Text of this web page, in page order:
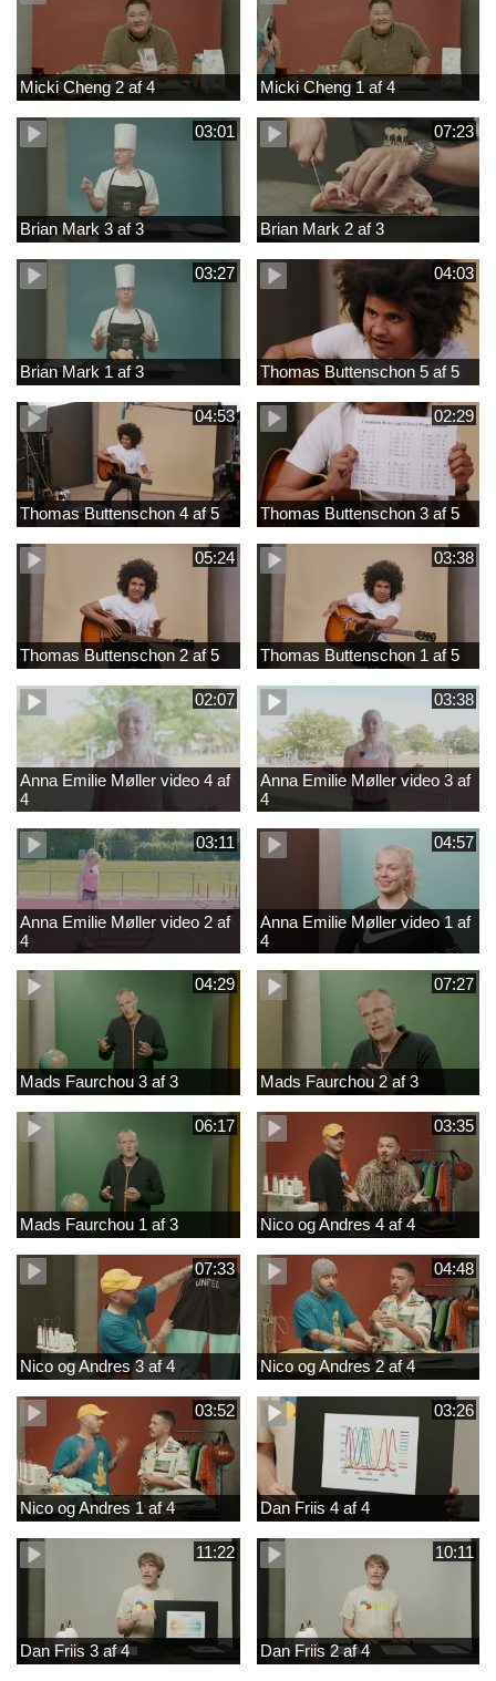
Micki Cheng 2 af 4 Micki Cheng 1 af 4
03:01
Brian Mark 3 af 3
07:23
Brian Mark 2 af 3
03:27
Brian Mark 1 af 3
04:03
Thomas Buttenschon 5 af 5
04:53
Thomas Buttenschon 4 af 5
02:29
Thomas Buttenschon 3 af 5
05:24
Thomas Buttenschon 2 af 5
03:38
Thomas Buttenschon 1 af 5
02:07
Anna Emilie Møller video 4 af
4
03:38
Anna Emilie Møller video 3 af
4
03:11
Anna Emilie Møller video 2 af
4
04:57
Anna Emilie Møller video 1 af
4
04:29
Mads Faurchou 3 af 3
07:27
Mads Faurchou 2 af 3
06:17
Mads Faurchou 1 af 3
03:35
Nico og Andres 4 af 4
07:33
Nico og Andres 3 af 4
04:48
Nico og Andres 2 af 4
03:52
Nico og Andres 1 af 4
03:26
Dan Friis 4 af 4
11:22
Dan Friis 3 af 4
10:11
Dan Friis 2 af 4